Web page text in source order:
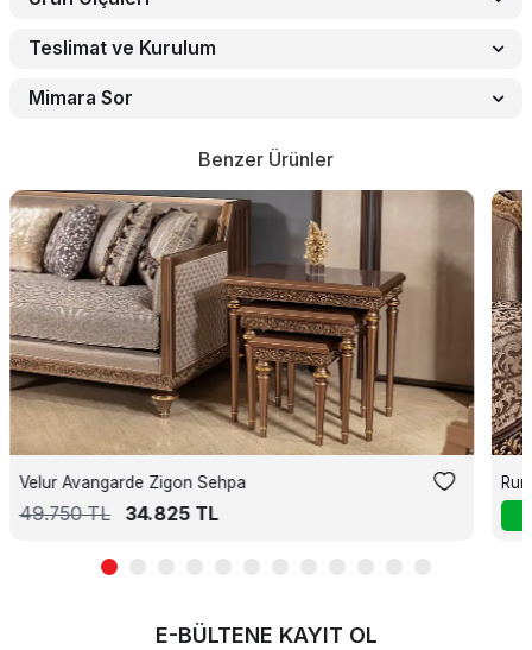
Teslimat ve Kurulum
Mimara Sor
Benzer Ürünler
Velur Avangarde Zigon Sehpa
49.750TL 34.825TL
E-BÜLTENE KAYIT OL